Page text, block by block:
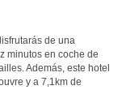
de una
minutos en coche de
Además, este hotel
y a 7,1km de